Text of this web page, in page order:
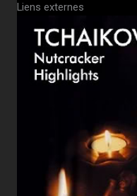
Liens externes